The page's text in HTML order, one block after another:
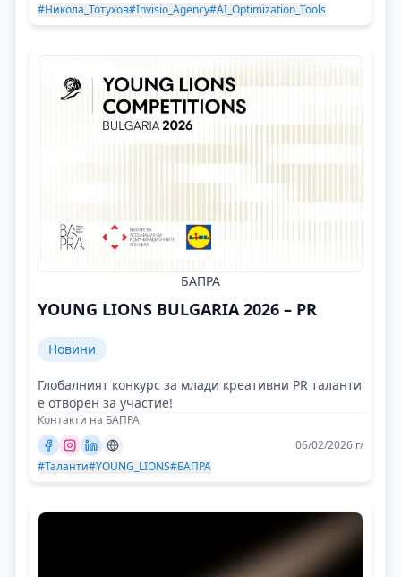
#Никола_Тотухов#Invisio_Agency#AI_Optimization_Tools
БАПРА
YOUNG LIONS BULGARIA 2026 – PR
Новини
Глобалният конкурс за млади креативни PR таланти
е отворен за участие!
Контакти на БАПРА
06/02/2026 г/
#Таланти#YOUNG_LIONS#БАПРА